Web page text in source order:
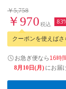
￥5,758
￥970 税込
クーポンを使えばさ
お急ぎ便なら 16時
8月10日(月) にお届